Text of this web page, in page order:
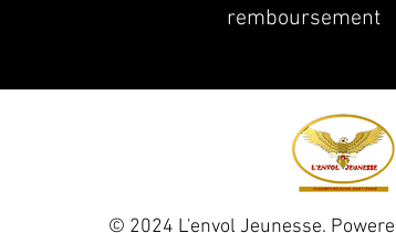
remboursement
© 2024 L'envol Jeunesse.